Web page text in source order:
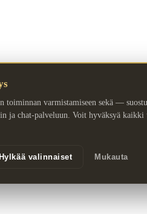
toiminnan varmistamiseen sekä —
ja chat-palveluun. Voit hyväksyä kaikki
Hylkää valinnaiset Mukauta